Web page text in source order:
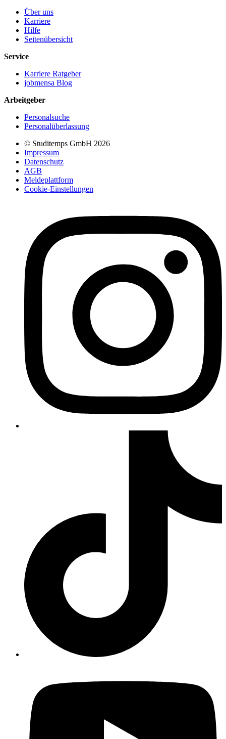
Über uns
Karriere
Hilfe
Seitenübersicht
Service
Karriere Ratgeber
jobmensa Blog
Arbeitgeber
Personalsuche
Personalüberlassung
© Studitemps GmbH 2026
Impressum
Datenschutz
AGB
Meldeplattform
Cookie-Einstellungen